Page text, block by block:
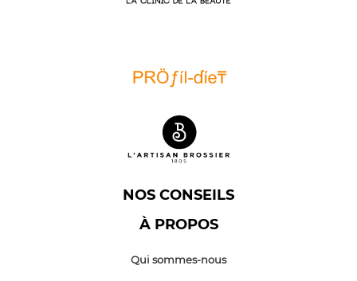
NOS CONSEILS
À PROPOS
Qui sommes-nous